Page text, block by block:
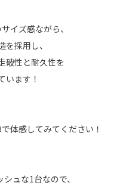
イズ感ながら、
を採用し、
破性と耐久性を
います！
体感してみてください！
ュな1台なので、